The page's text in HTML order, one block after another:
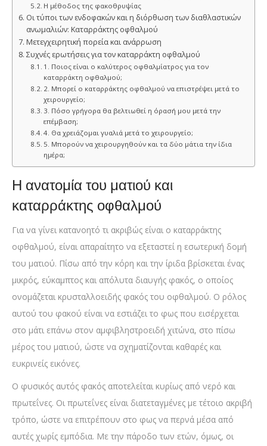
Η μέθοδος της φακοθρυψίας
Οι τύποι των ενδοφακών και η διόρθωση των διαθλαστικών
ανωμαλιών: Καταρράκτης οφθαλμού
Μετεγχειρητική πορεία και ανάρρωση
Συχνές ερωτήσεις για τον καταρράκτη οφθαλμού
1. Ποιος είναι ο καλύτερος οφθαλμίατρος για τον
καταρράκτη οφθαλμού;
2. Μπορεί ο καταρράκτης οφθαλμού να επιστρέψει μετά το
χειρουργείο;
3. Πόσο γρήγορα θα βελτιωθεί η όρασή μου μετά την
επέμβαση;
4. Θα χρειάζομαι γυαλιά μετά το χειρουργείο;
5. Μπορούν να χειρουργηθούν και τα δύο μάτια την ίδια
ημέρα;
Η ανατομία του ματιού και
καταρράκτης οφθαλμού
Για να γίνει κατανοητό τι ακριβώς είναι ο καταρράκτης
οφθαλμού, είναι απαραίτητο να εξεταστεί η εσωτερική δομή
του ματιού. Πίσω από την κόρη και την ίριδα βρίσκεται ένας
μικρός, εύκαμπτος και απόλυτα διαυγής φακός, ο οποίος
ονομάζεται κρυσταλλοειδής φακός του οφθαλμού. Ο ρόλος
αυτού του φακού είναι να εστιάζει το φως που εισέρχεται
στο μάτι επάνω στον αμφιβληστροειδή χιτώνα, στο πίσω
μέρος του ματιού, ώστε να σχηματίζονται καθαρές και
ευκρινείς εικόνες.
Ο φυσικός αυτός φακός αποτελείται κυρίως από νερό και
πρωτεΐνες. Οι πρωτεΐνες είναι διατεταγμένες με τέτοιο ακριβή
τρόπο, ώστε να επιτρέπουν στο φως να περνά μέσα από
αυτές χωρίς εμπόδια. Με την πάροδο των ετών, όμως, οι